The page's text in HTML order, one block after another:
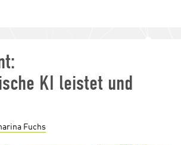
KI leistet und
Fuchs